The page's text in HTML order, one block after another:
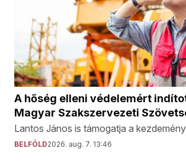
A hőség elleni védelemért
Magyar Szakszervezeti
Lantos János is támogatja a
BELFÖLD2026. aug. 7. 13:46